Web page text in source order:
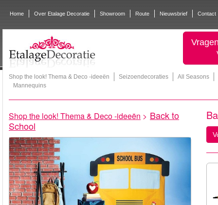
Home Over Etalage Decoratie Showroom Route Nieuwsbrief Contact
Shop the look! Thema & Deco -ideeën Seizoendecoraties
All Seasons
Mannequins
Shop the look! Thema & Deco -ideeën > Back to
School